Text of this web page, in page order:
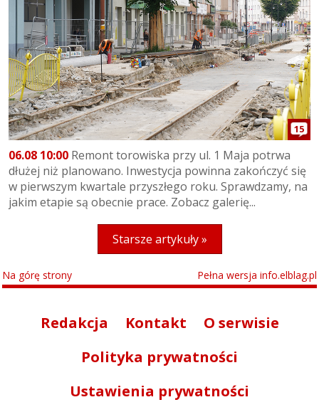
15
06.08 10:00 Remont torowiska przy ul. 1 Maja potrwa
dłużej niż planowano. Inwestycja powinna zakończyć się
w pierwszym kwartale przyszłego roku. Sprawdzamy, na
jakim etapie są obecnie prace. Zobacz galerię...
Starsze artykuły »
Na górę strony Pełna wersja info.elblag.pl
Redakcja Kontakt
O serwisie
Polityka prywatności
Ustawienia prywatności